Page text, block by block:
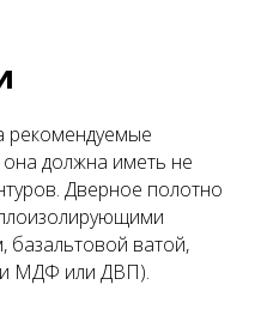
рекомендуемые
она должна иметь не
Дверное полотно
базальтовой ватой,
МДФ или ДВП).